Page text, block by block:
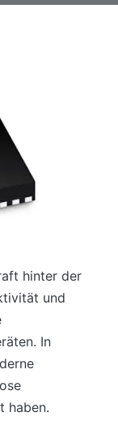
hinter der
und
In
haben.